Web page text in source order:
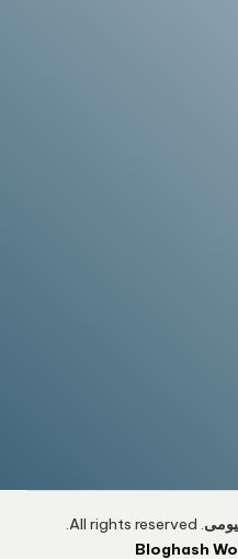
. All rights reserved.
Bloghash